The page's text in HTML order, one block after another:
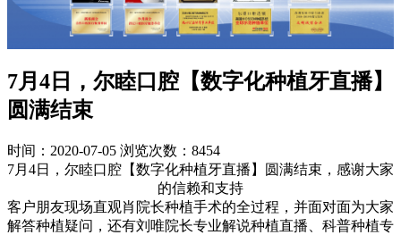
7月4日，尔睦口腔【数字化种植牙直播】
圆满结束
时间：2020-07-05 浏览次数：8454
7月4日，尔睦口腔【数字化种植牙直播】圆满结束，感谢大家
的信赖和支持
客户朋友现场直观肖院长种植手术的全过程，并面对面为大家
解答种植疑问，还有刘唯院长专业解说种植直播、科普种植专